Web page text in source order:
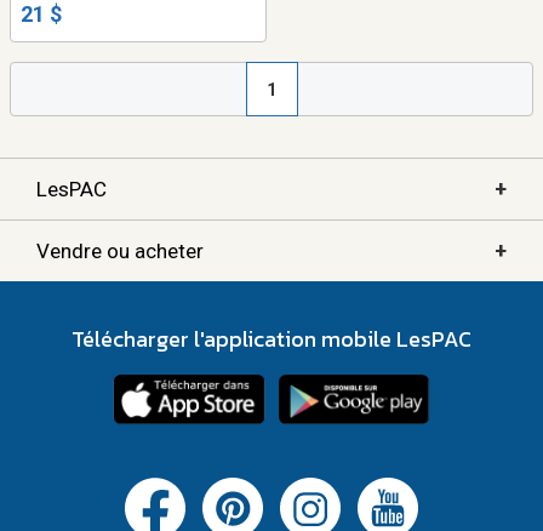
21 $
1
LesPAC +
Vendre ou acheter +
Télécharger l'application mobile LesPAC